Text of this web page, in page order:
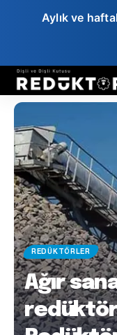
Aylık ve
REDÜKTÖRLER
Ağır